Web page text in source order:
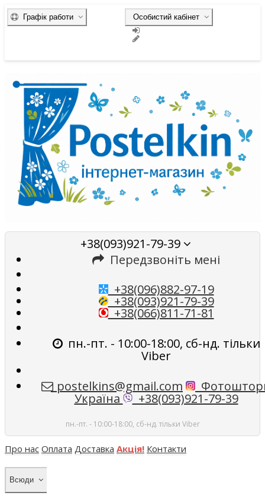
Особистий кабінет
Графік работи
+38(093)921-79-39
Передзвоніть мені
+38(096)882-97-19
+38(093)921-79-39
+38(066)811-71-81
пн.-пт. - 10:00-18:00, сб-нд. тільки
Viber
postelkins@gmail.com
Україна +38(093)921-79-39
пн.-пт. - 10:00-18:00, сб-нд. тільки Viber
Про нас Оплата Доставка Акція! Контакти
Всюди